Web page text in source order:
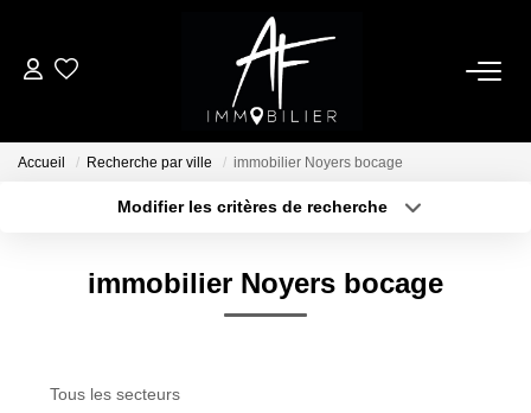
ACHETER
Accueil Recherche par ville immobilier Noyers bocage
Modifier les critères de recherche
Type de bien
Surface min
immobilier Noyers bocage
Tous les secteurs